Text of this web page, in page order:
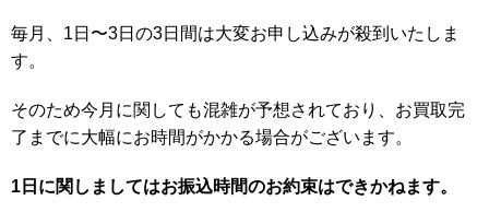
毎月、1日〜3日の3日間は大変お申し込みが殺到いたしま
す。
そのため今月に関しても混雑が予想されており、お買取完
了までに大幅にお時間がかかる場合がございます。
1日に関しましてはお振込時間のお約束はできかねます。